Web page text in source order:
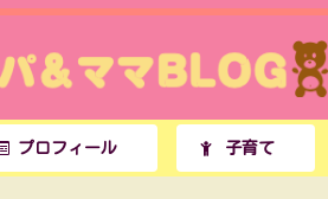
プロフィール 子育て